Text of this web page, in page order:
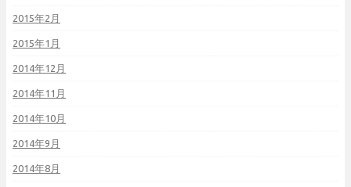
2015年2月
2015年1月
2014年12月
2014年11月
2014年10月
2014年9月
2014年8月